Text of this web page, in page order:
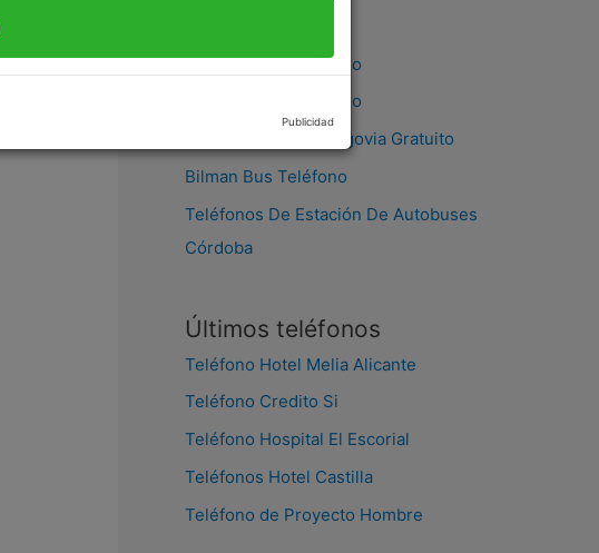
Taxi Caceres Teléfono
Teléfono De Taxi Lugo
Teléfono De Taxi Segovia Gratuito
Bilman Bus Teléfono
Teléfonos De Estación De Autobuses
Córdoba
Últimos teléfonos
Teléfono Hotel Melia Alicante
Teléfono Credito Si
Teléfono Hospital El Escorial
Teléfonos Hotel Castilla
Teléfono de Proyecto Hombre
Publicidad